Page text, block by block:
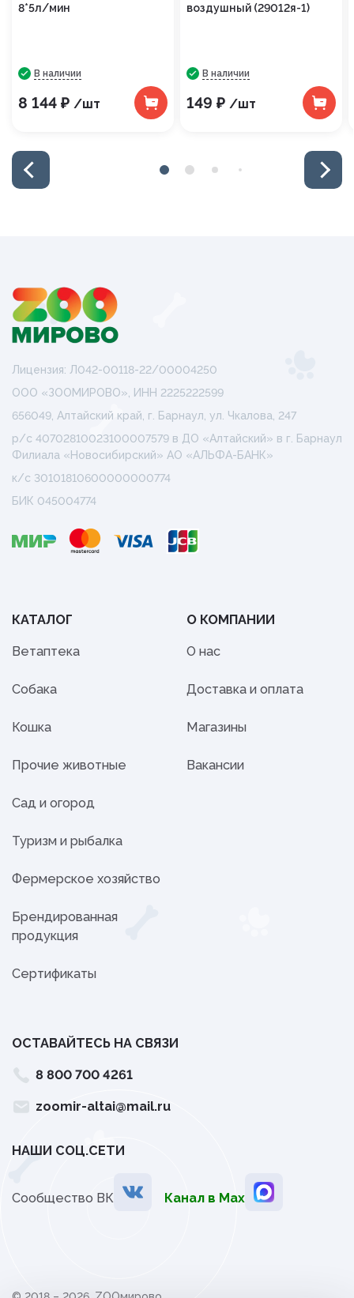
8*5л/мин
В наличии
8 144 ₽ /шт
воздушный (29012я-1)
В наличии
149 ₽ /шт
Лицензия: Л042-00118-22/00004250
ООО «ЗООМИРОВО», ИНН 2225222599
656049, Алтайский край, г. Барнаул, ул. Чкалова, 247
р/с 40702810023100007579 в ДО «Алтайский» в г. Барнаул
Филиала «Новосибирский» АО «АЛЬФА-БАНК»
к/с 30101810600000000774
БИК 045004774
КАТАЛОГ
Ветаптека
Собака
Кошка
Прочие животные
Сад и огород
Туризм и рыбалка
Фермерское хозяйство
Брендированная
продукция
Сертификаты
О КОМПАНИИ
О нас
Доставка и оплата
Магазины
Вакансии
ОСТАВАЙТЕСЬ НА СВЯЗИ
8 800 700 4261
zoomir-altai@mail.ru
НАШИ СОЦ.СЕТИ
Сообщество ВК Канал в Мах